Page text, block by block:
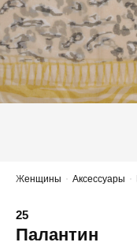
Женщины Аксессуары
25
Палантин